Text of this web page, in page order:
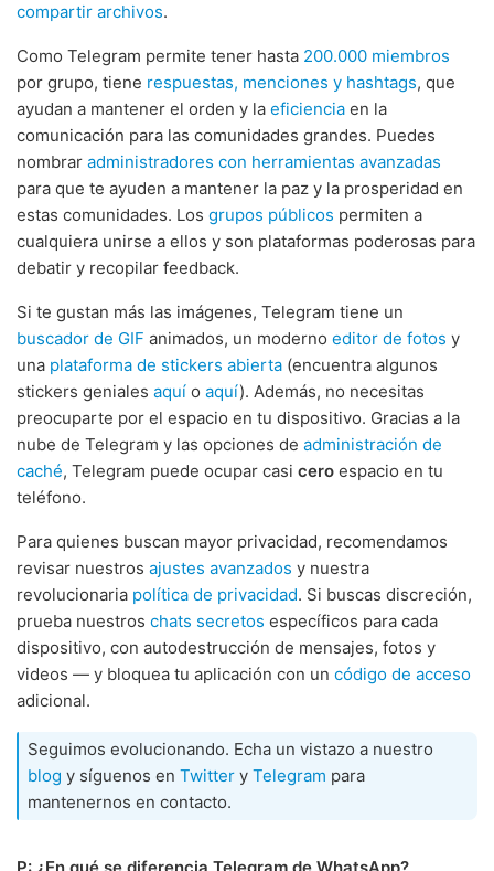
compartir archivos.
Como Telegram permite tener hasta 200.000 miembros
por grupo, tiene respuestas, menciones y hashtags, que
ayudan a mantener el orden y la eficiencia en la
comunicación para las comunidades grandes. Puedes
nombrar administradores con herramientas avanzadas
para que te ayuden a mantener la paz y la prosperidad en
estas comunidades. Los grupos públicos permiten a
cualquiera unirse a ellos y son plataformas poderosas para
debatir y recopilar feedback.
Si te gustan más las imágenes, Telegram tiene un
buscador de GIF animados, un moderno editor de fotos y
una plataforma de stickers abierta (encuentra algunos
stickers geniales aquí o aquí). Además, no necesitas
preocuparte por el espacio en tu dispositivo. Gracias a la
nube de Telegram y las opciones de administración de
caché, Telegram puede ocupar casi cero espacio en tu
teléfono.
Para quienes buscan mayor privacidad, recomendamos
revisar nuestros ajustes avanzados y nuestra
revolucionaria política de privacidad. Si buscas discreción,
prueba nuestros chats secretos específicos para cada
dispositivo, con autodestrucción de mensajes, fotos y
videos — y bloquea tu aplicación con un código de acceso
adicional.
Seguimos evolucionando. Echa un vistazo a nuestro
blog y síguenos en Twitter y Telegram para
mantenernos en contacto.